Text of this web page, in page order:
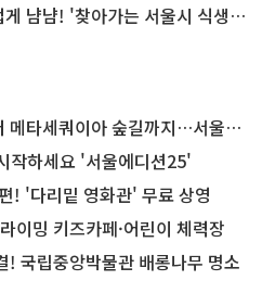
! '찾아가는 서울시 식생활 교육' 현장
쿼이아 숲길까지…서울둘레길 15코스
작하세요 '서울에디션25'
! '다리밑 영화관' 무료 상영
이밍 키즈카페·어린이 체력장
! 국립중앙박물관 배롱나무 명소